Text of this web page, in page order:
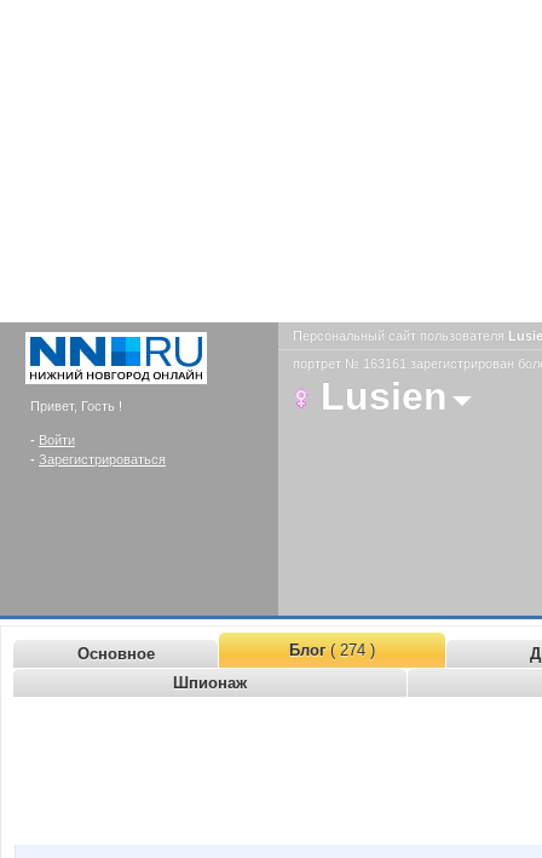
Привет, Гость !
- Войти
- Зарегистрироваться
Персональный сайт пользователя
портрет № 163161 зарегистрирован
Lusien
Основное Блог( 274 )
Шпионаж